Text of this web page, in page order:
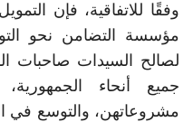
وفقًا للاتفاقية، فإن
مؤسسة التضامن نحو
لصالح السيدات صاحبات
جميع أنحاء
مشروعاتهن، والتوسع في